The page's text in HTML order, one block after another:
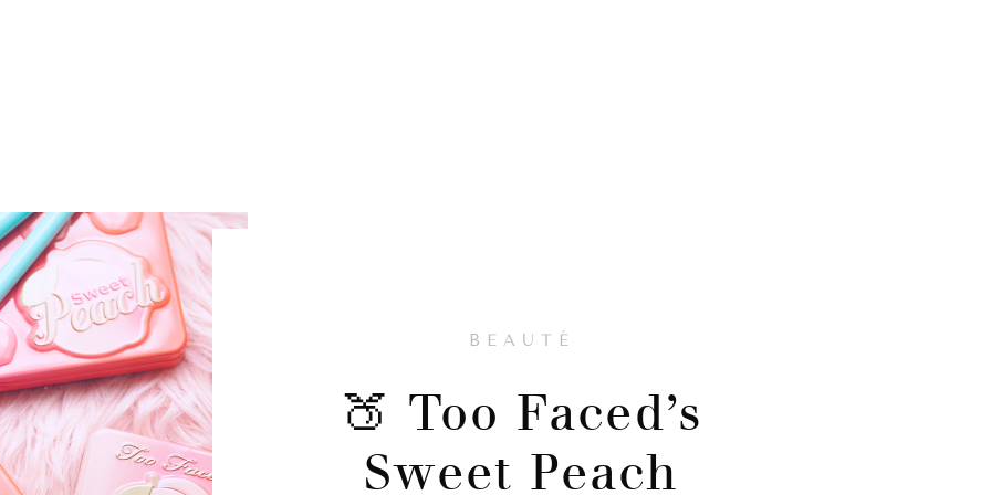
BEAUTÉ
🍑 Too Faced’s
Sweet Peach